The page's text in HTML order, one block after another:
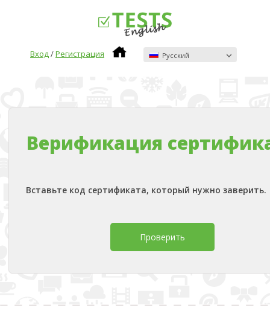
Вход/Регистрация Pусский
Верификация
Вставьте код сертификата, который нужно заверить.